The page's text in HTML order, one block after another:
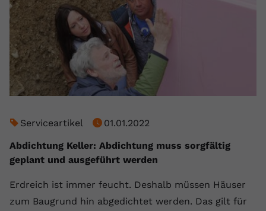
Serviceartikel
01.01.2022
Abdichtung Keller: Abdichtung muss sorgfältig
geplant und ausgeführt werden
Erdreich ist immer feucht. Deshalb müssen Häuser
zum Baugrund hin abgedichtet werden. Das gilt für